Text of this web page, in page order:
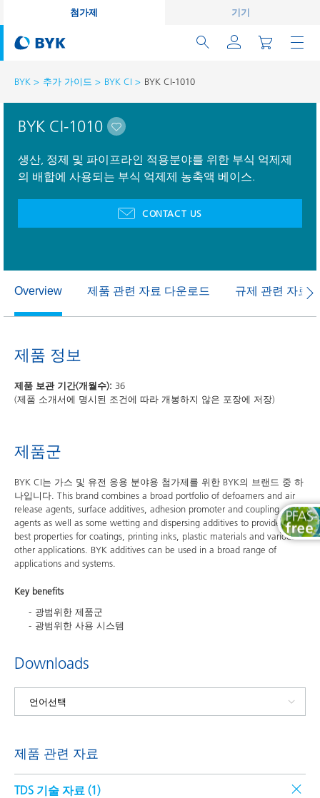
첨가제 기기
BYK 추가 가이드 BYK CI BYK CI-1010
BYK CI-1010
생산, 정제 및 파이프라인 적용분야를 위한 부식 억제제
의 배합에 사용되는 부식 억제제 농축액 베이스.
CONTACT US
Overview 제품 관련 자료 다운로드 규제 관련 자료
제품 정보
제품 보관 기간(개월수): 36
(제품 소개서에 명시된 조건에 따라 개봉하지 않은 포장에 저장)
제품군
BYK CI는 가스 및 유전 응용 분야용 첨가제를 위한 BYK의 브랜드 중 하
나입니다. This brand combines a broad portfolio of defoamers and air
release agents, surface additives, adhesion promoter and coupling
agents as well as some wetting and dispersing additives to provide the
best properties for coatings, printing inks, plastic materials and various
other applications. BYK additives can be used in a broad range of
applications and systems.
Key benefits
광범위한 제품군
광범위한 사용 시스템
Downloads
제품 관련 자료
TDS 기술 자료 (1)